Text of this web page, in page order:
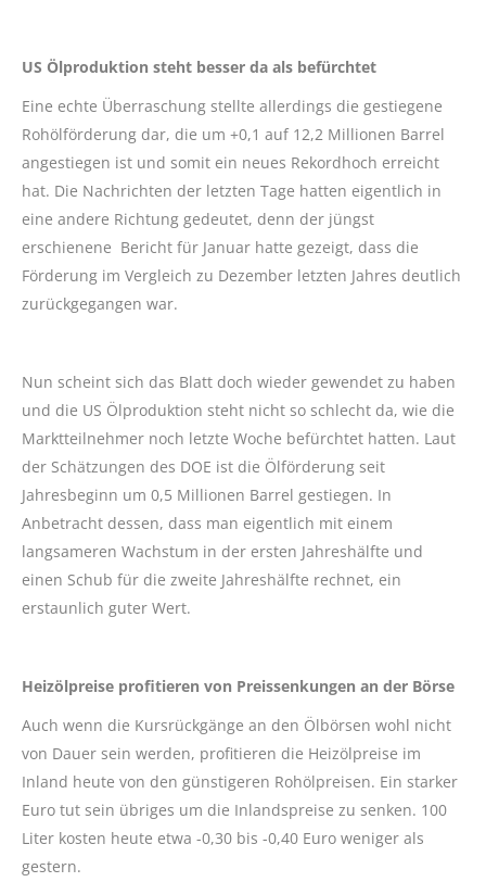
US Ölproduktion steht besser da als befürchtet
Eine echte Überraschung stellte allerdings die gestiegene
Rohölförderung dar, die um +0,1 auf 12,2 Millionen Barrel
angestiegen ist und somit ein neues Rekordhoch erreicht
hat. Die Nachrichten der letzten Tage hatten eigentlich in
eine andere Richtung gedeutet, denn der jüngst
erschienene Bericht für Januar hatte gezeigt, dass die
Förderung im Vergleich zu Dezember letzten Jahres deutlich
zurückgegangen war.
Nun scheint sich das Blatt doch wieder gewendet zu haben
und die US Ölproduktion steht nicht so schlecht da, wie die
Marktteilnehmer noch letzte Woche befürchtet hatten. Laut
der Schätzungen des DOE ist die Ölförderung seit
Jahresbeginn um 0,5 Millionen Barrel gestiegen. In
Anbetracht dessen, dass man eigentlich mit einem
langsameren Wachstum in der ersten Jahreshälfte und
einen Schub für die zweite Jahreshälfte rechnet, ein
erstaunlich guter Wert.
Heizölpreise profitieren von Preissenkungen an der Börse
Auch wenn die Kursrückgänge an den Ölbörsen wohl nicht
von Dauer sein werden, profitieren die Heizölpreise im
Inland heute von den günstigeren Rohölpreisen. Ein starker
Euro tut sein übriges um die Inlandspreise zu senken. 100
Liter kosten heute etwa -0,30 bis -0,40 Euro weniger als
gestern.